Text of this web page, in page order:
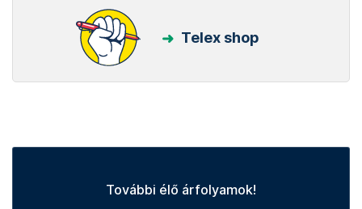
Telex shop
További élő árfolyamok!